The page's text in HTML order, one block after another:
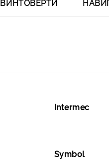
ВИНТОВЕРТИ
Intermec
Symbol